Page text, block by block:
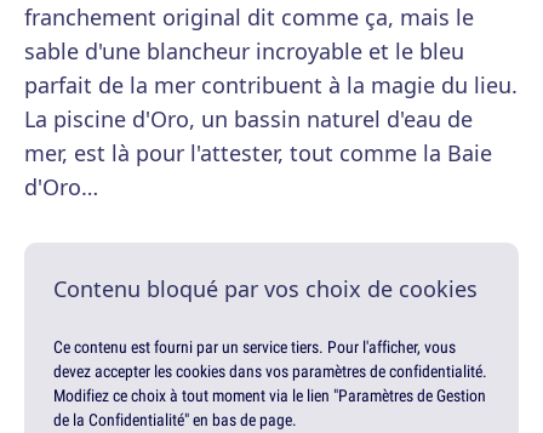
franchement original dit comme ça, mais le
sable d'une blancheur incroyable et le bleu
parfait de la mer contribuent à la magie du lieu.
La piscine d'Oro, un bassin naturel d'eau de
mer, est là pour l'attester, tout comme la Baie
d'Oro…
Contenu bloqué par vos choix de cookies
Ce contenu est fourni par un service tiers. Pour l'afficher, vous
devez accepter les cookies dans vos paramètres de confidentialité.
Modifiez ce choix à tout moment via le lien "Paramètres de Gestion
de la Confidentialité" en bas de page.